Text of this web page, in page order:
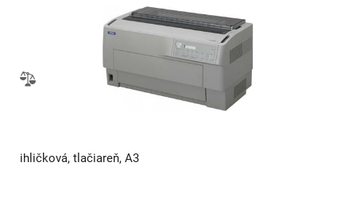
ihličková, tlačiareň, A3